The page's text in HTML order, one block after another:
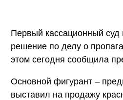
Первый кассационный
решение по делу о
этом сегодня сообщила
Основной фигурант –
выставил на продажу